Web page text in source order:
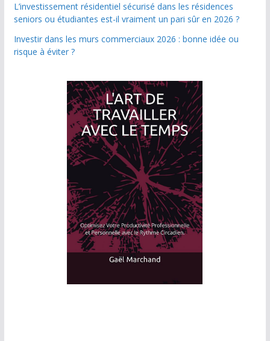
L’investissement résidentiel sécurisé dans les résidences
seniors ou étudiantes est-il vraiment un pari sûr en 2026 ?
Investir dans les murs commerciaux 2026 : bonne idée ou
risque à éviter ?